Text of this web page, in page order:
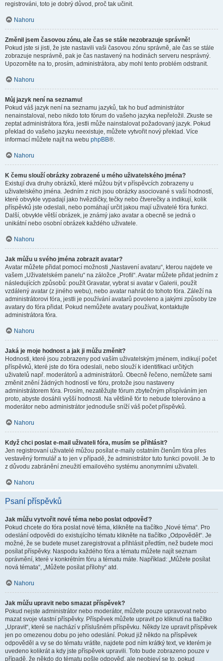
registrováni, toto je dobrý důvod, proč tak učinit.
Nahoru
Změnil jsem časovou zónu, ale čas se stále nezobrazuje správně!
Pokud jste si jisti, že jste nastavili vaši časovou zónu správně, ale čas se stále
zobrazuje nesprávně, pak je čas nastavený na hodinách serveru nesprávný.
Upozorněte na to, prosím, administrátora, aby mohl tento problém odstranit.
Nahoru
Můj jazyk není na seznamu!
Pokud váš jazyk není na seznamu jazyků, tak ho buď administrátor
nenainstaloval, nebo nikdo toto fórum do vašeho jazyka nepřeložil. Zkuste se
zeptat administrátora fóra, jestli může nainstalovat požadovaný jazyk. Pokud
překlad do vašeho jazyku neexistuje, můžete vytvořit nový překlad. Více
informací můžete najít na webu phpBB®.
Nahoru
K čemu slouží obrázky zobrazené u mého uživatelského jména?
Existují dva druhy obrázků, které můžou být v příspěvcích zobrazeny u
uživatelského jména. Jedním z nich jsou obrázky asociované s vaší hodností,
které obvykle vypadají jako hvězdičky, tečky nebo čtverečky a indikují, kolik
příspěvků jste odeslali, nebo pomáhají určit jakou mají uživatelé fóra funkci.
Další, obvykle větší obrázek, je známý jako avatar a obecně se jedná o
unikátní nebo osobní obrázek každého uživatele.
Nahoru
Jak můžu u svého jména zobrazit avatar?
Avatar můžete přidat pomocí možnosti „Nastavení avataru“, kterou najdete ve
vašem „Uživatelském panelu“ na záložce „Profil“. Avatar můžete přidat jedním z
následujících způsobů: použít Gravatar, vybrat si avatar v Galerii, použít
vzdálený avatar (z jiného webu), nebo avatar nahrát do tohoto fóra. Záleží na
administrátorovi fóra, jestli je používání avatarů povoleno a jakými způsoby lze
avatary do fóra přidat. Pokud nemůžete avatary používat, kontaktujte
administrátora fóra.
Nahoru
Jaká je moje hodnost a jak ji můžu změnit?
Hodnosti, které jsou zobrazeny pod vaším uživatelským jménem, indikují počet
příspěvků, které jste do fóra odeslali, nebo slouží k identifikaci určitých
uživatelů např. moderátorů a administrátorů. Obecně řečeno, nemůžete sami
změnit znění žádných hodností ve fóru, protože jsou nastaveny
administrátorem fóra. Prosím, nezatěžujte fórum zbytečným přispíváním jen
proto, abyste dosáhli vyšší hodnosti. Na většině fór to nebude tolerováno a
moderátor nebo administrátor jednoduše sníží váš počet příspěvků.
Nahoru
Když chci poslat e-mail uživateli fóra, musím se přihlásit?
Jen registrovaní uživatelé můžou posílat e-maily ostatním členům fóra přes
vestavěný formulář a to jen v případě, že administrátor tuto funkci povolil. Je to
z důvodu zabránění zneužití emailového systému anonymními uživateli.
Nahoru
Psaní příspěvků
Jak můžu vytvořit nové téma nebo poslat odpověď?
Pokud chcete do fóra poslat nové téma, klikněte na tlačítko „Nové téma“. Pro
odeslání odpovědi do existujícího tématu klikněte na tlačítko „Odpovědět“. Je
možné, že se budete muset zaregistrovat a přihlásit předtím, než budete moci
posílat příspěvky. Naspodu každého fóra a tématu můžete najít seznam
oprávnění, které v konkrétním fóru a tématu máte. Například: „Můžete posílat
nová témata“, „Můžete posílat přílohy“ atd.
Nahoru
Jak můžu upravit nebo smazat příspěvek?
Pokud nejste administrátor nebo moderátor, můžete pouze upravovat nebo
mazat svoje vlastní příspěvky. Příspěvek můžete upravit po kliknutí na tlačítko
„Upravit“, které se nachází v příslušném příspěvku. Někdy lze upravit příspěvek
jen po omezenou dobu po jeho odeslání. Pokud již někdo na příspěvek
odpověděl a vy se do tématu vrátíte, najdete pod ním krátký text, ve kterém je
uvedeno kolikrát a kdy jste příspěvek upravili. Toto bude zobrazeno pouze v
případě, že někdo do tématu pošle odpověď, ale neobjeví se to, pokud